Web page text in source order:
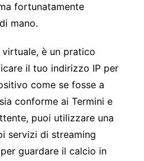
fortunatamente
mano.
è un pratico
il tuo indirizzo IP per
come se fosse a
conforme ai Termini e
puoi utilizzare una
servizi di streaming
guardare il calcio in